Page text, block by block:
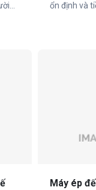
ổn định và
Máy ép